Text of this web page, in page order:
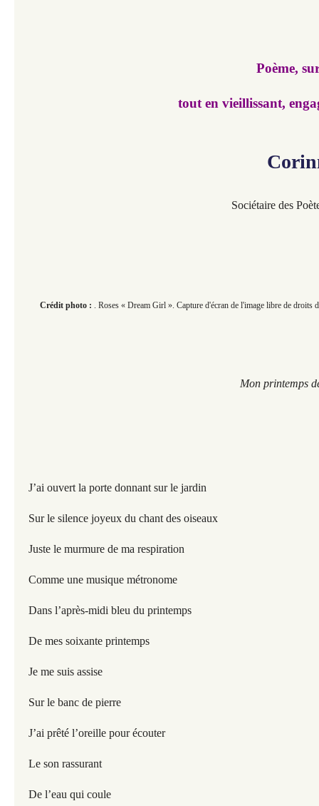
Poème,
tout en vieillissant,
Sociétaire des
Crédit photo : . Roses « Dream Girl ». Capture d'écran de l'image libre de droits
Mon printemps
J’ai ouvert la porte donnant sur le jardin
Sur le silence joyeux du chant des oiseaux
Juste le murmure de ma respiration
Comme une musique métronome
Dans l’après-midi bleu du printemps
De mes soixante printemps
Je me suis assise
Sur le banc de pierre
J’ai prêté l’oreille pour écouter
Le son rassurant
De l’eau qui coule